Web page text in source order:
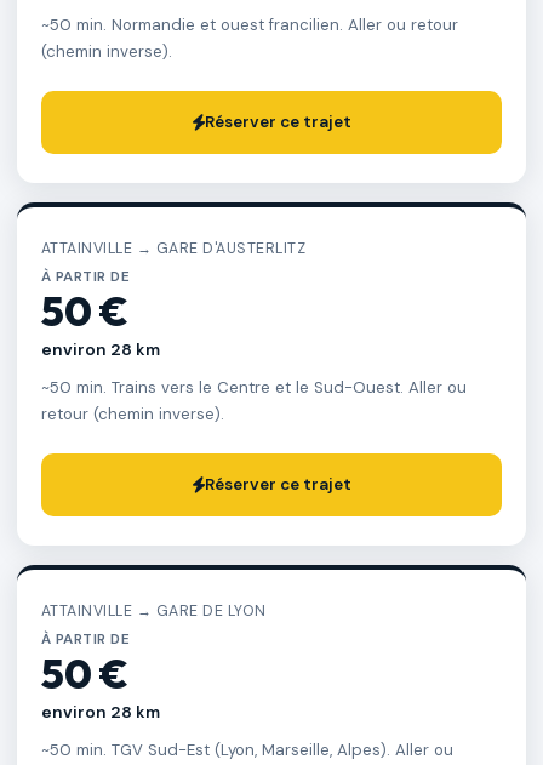
~50 min. Normandie et ouest francilien. Aller ou retour
(chemin inverse).
Réserver ce trajet
ATTAINVILLE → GARE D'AUSTERLITZ
À PARTIR DE
50 €
environ 28 km
~50 min. Trains vers le Centre et le Sud-Ouest. Aller ou
retour (chemin inverse).
Réserver ce trajet
ATTAINVILLE → GARE DE LYON
À PARTIR DE
50 €
environ 28 km
~50 min. TGV Sud-Est (Lyon, Marseille, Alpes). Aller ou